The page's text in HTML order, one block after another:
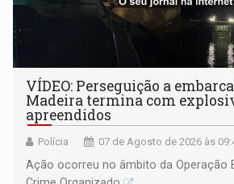
VÍDEO: Perseguição a
Madeira termina com
apreendidos
Polícia 07 de Agosto de 2026 às
Ação ocorreu no âmbito da Operação